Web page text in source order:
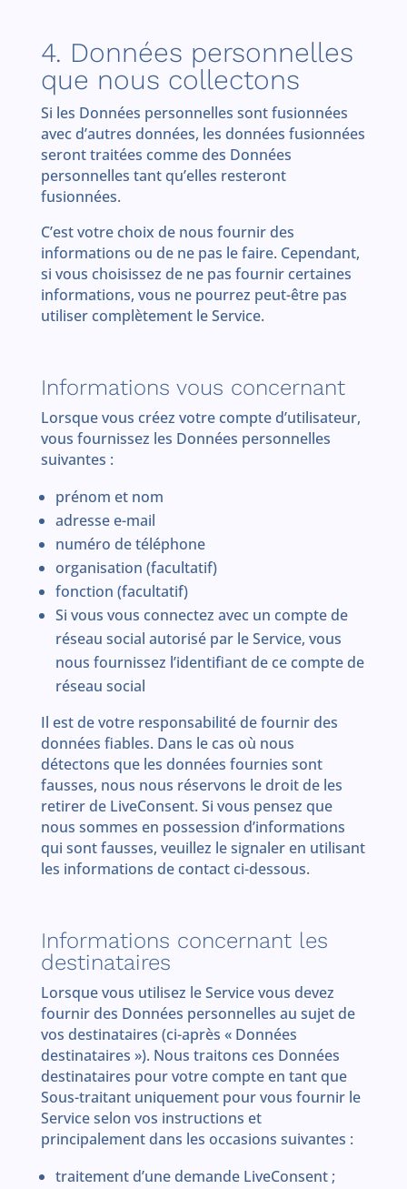
4. Données personnelles
que nous collectons
Si les Données personnelles sont fusionnées
avec d’autres données, les données fusionnées
seront traitées comme des Données
personnelles tant qu’elles resteront
fusionnées.
C’est votre choix de nous fournir des
informations ou de ne pas le faire. Cependant,
si vous choisissez de ne pas fournir certaines
informations, vous ne pourrez peut-être pas
utiliser complètement le Service.
Informations vous concernant
Lorsque vous créez votre compte d’utilisateur,
vous fournissez les Données personnelles
suivantes :
prénom et nom
adresse e-mail
numéro de téléphone
organisation (facultatif)
fonction (facultatif)
Si vous vous connectez avec un compte de
réseau social autorisé par le Service, vous
nous fournissez l’identifiant de ce compte de
réseau social
Il est de votre responsabilité de fournir des
données fiables. Dans le cas où nous
détectons que les données fournies sont
fausses, nous nous réservons le droit de les
retirer de LiveConsent. Si vous pensez que
nous sommes en possession d’informations
qui sont fausses, veuillez le signaler en utilisant
les informations de contact ci-dessous.
Informations concernant les
destinataires
Lorsque vous utilisez le Service vous devez
fournir des Données personnelles au sujet de
vos destinataires (ci-après « Données
destinataires »). Nous traitons ces Données
destinataires pour votre compte en tant que
Sous-traitant uniquement pour vous fournir le
Service selon vos instructions et
principalement dans les occasions suivantes :
traitement d’une demande LiveConsent ;